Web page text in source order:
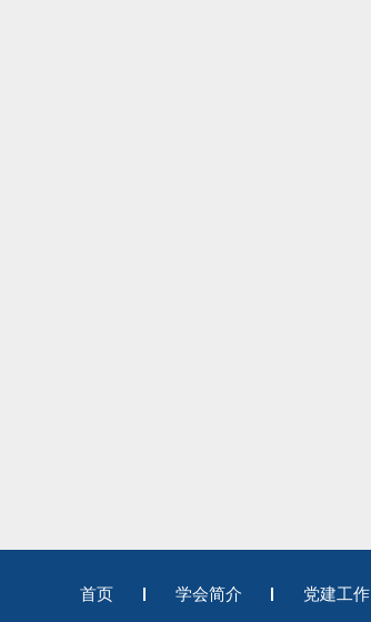
首页 学会简介 党建工作